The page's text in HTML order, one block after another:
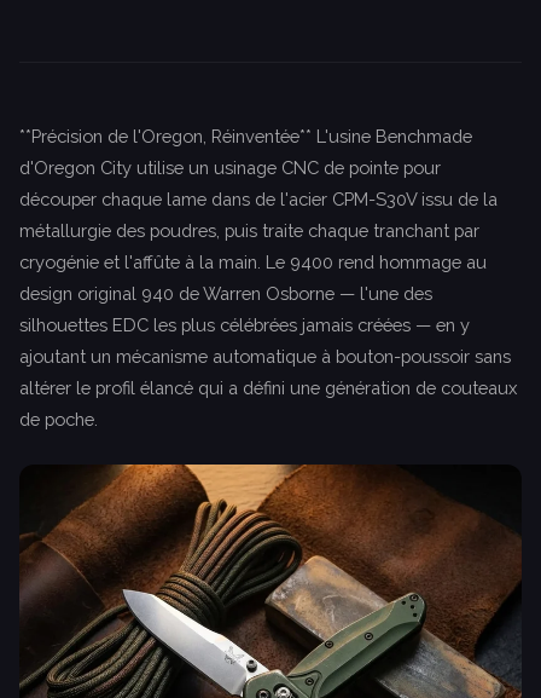
**Précision de l'Oregon, Réinventée** L'usine Benchmade
d'Oregon City utilise un usinage CNC de pointe pour
découper chaque lame dans de l'acier CPM-S30V issu de la
métallurgie des poudres, puis traite chaque tranchant par
cryogénie et l'affûte à la main. Le 9400 rend hommage au
design original 940 de Warren Osborne — l'une des
silhouettes EDC les plus célébrées jamais créées — en y
ajoutant un mécanisme automatique à bouton-poussoir sans
altérer le profil élancé qui a défini une génération de couteaux
de poche.